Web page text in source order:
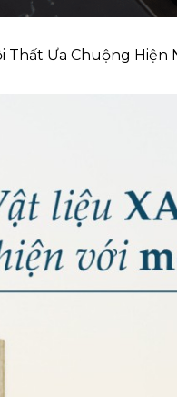
Thất Ưa Chuộng Hiện